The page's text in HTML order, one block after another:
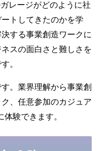
レージがどのように社
トしてきたのかを学
する事業創造ワークに
スの面白さと難しさを
。
。業界理解から事業創
、任意参加のカジュア
験できます。